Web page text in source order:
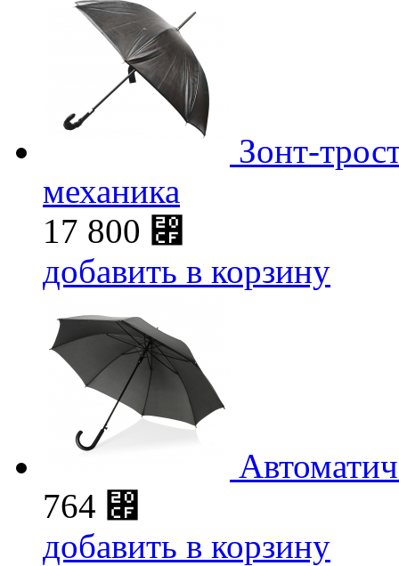
Зонт-
механика
17 800 ⃏
добавить в корзину
764 ⃏
добавить в корзину